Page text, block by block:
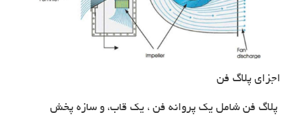
اجزای پلاگ فن
پلاگ فن شامل یک پروانه فن ، یک قاب، و سازه پخش